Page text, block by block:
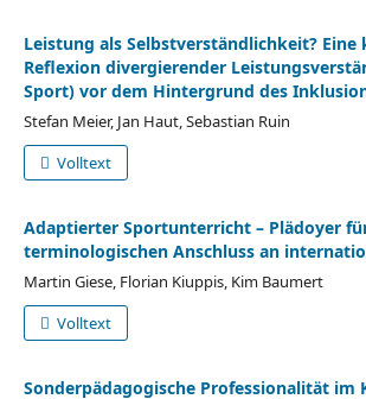
Leistung als Selbstverständlichkeit? Eine
Reflexion divergierender
Sport) vor dem Hintergrund des
Stefan Meier, Jan Haut, Sebastian Ruin
Volltext
Adaptierter Sportunterricht – Plädoyer
terminologischen Anschluss an
Martin Giese, Florian Kiuppis, Kim Baumert
Volltext
Sonderpädagogische Professionalität im